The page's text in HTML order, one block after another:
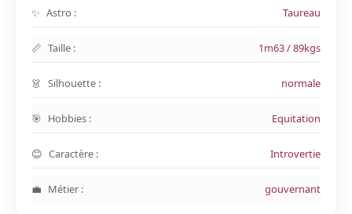
Astro : Taureau
Taille : 1m63 / 89kgs
Silhouette : normale
Hobbies : Equitation
Caractère : Introvertie
Métier : gouvernant